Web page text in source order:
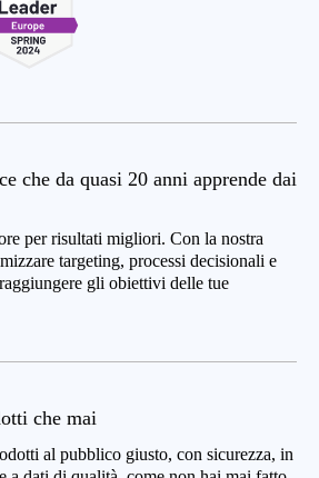
che da quasi 20 anni apprende dai
per risultati migliori. Con la nostra
targeting, processi decisionali e
gli obiettivi delle tue
che mai
al pubblico giusto, con sicurezza, in